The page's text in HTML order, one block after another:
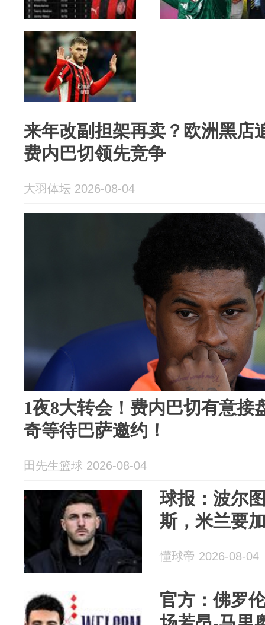
来年改副担架再卖？欧洲黑店
费内巴切领先竞争
大羽体坛 2026-08-04
1夜8大转会！费内巴切有意接
奇等待巴萨邀约！
田先生篮球 2026-08-04
球报：波尔
斯，米兰要
懂球帝 2026-08-04
官方：佛罗